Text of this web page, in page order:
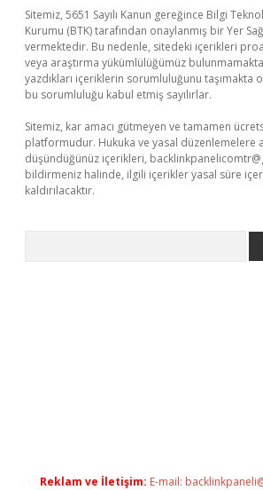
Sitemiz, 5651 Sayılı Kanun gereğince Bilgi
Kurumu (BTK) tarafından onaylanmış bir Yer
vermektedir. Bu nedenle, sitedeki içerikleri
veya araştırma yükümlülüğümüz
yazdıkları içeriklerin sorumluluğunu taşımakta
bu sorumluluğu kabul etmiş sayılırlar.
Sitemiz, kar amacı gütmeyen ve tamamen
platformudur. Hukuka ve yasal düzenlemelere
düşündüğünüz içerikleri,
bildirmeniz halinde, ilgili içerikler yasal süre
kaldırılacaktır.
Reklam ve İletişim: E-mail: